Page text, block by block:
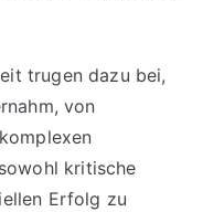
trugen dazu bei,
von
kritische
Erfolg zu